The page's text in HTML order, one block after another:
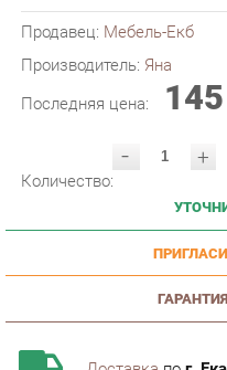
Производитель:Яна
Последняя цена: 145
-
Доставкапог.